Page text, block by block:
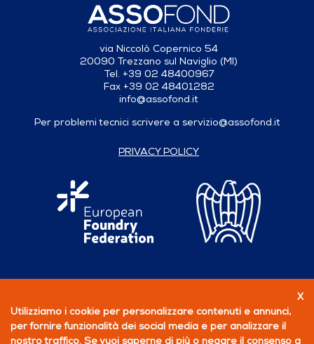
via Niccolò Copernico 54
20090 Trezzano sul Naviglio (MI)
Tel. +39 02 48400967
Fax +39 02 48401282
info@assofond.it
Per problemi tecnici scrivere a servizio@assofond.it
PRIVACY POLICY
PERCHÉ ASSOCIARSI
X
Utilizziamo i cookie per personalizzare contenuti e annunci,
per fornire funzionalità dei social media e per analizzare il
nostro traffico. Se vuoi saperne di più o negare il consenso a